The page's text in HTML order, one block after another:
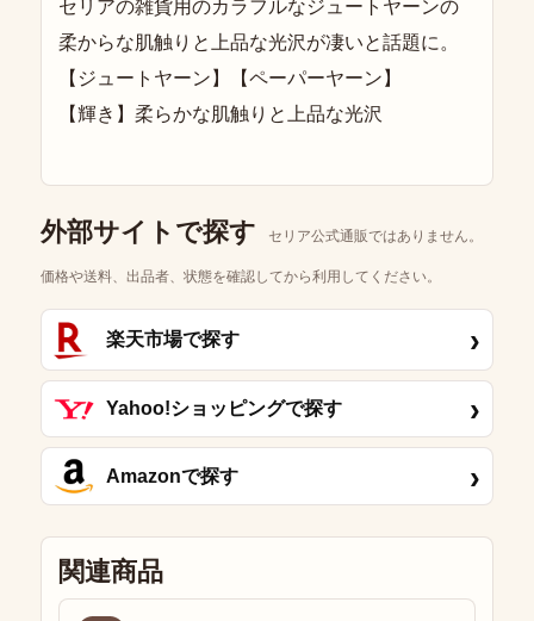
セリアの雑貨用のカラフルなジュートヤーンの
柔からな肌触りと上品な光沢が凄いと話題に。
【ジュートヤーン】【ペーパーヤーン】
【輝き】柔らかな肌触りと上品な光沢
外部サイトで探す セリア公式通販ではありません。
価格や送料、出品者、状態を確認してから利用してください。
楽天市場で探す ›
Yahoo!ショッピングで探す ›
Amazonで探す ›
関連商品